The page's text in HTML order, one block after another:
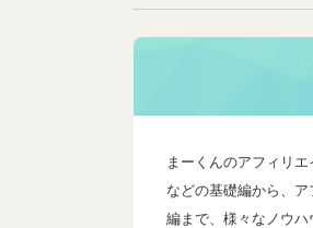
まーくんのアフィリ
などの基礎編から、
編まで、様々なノウ